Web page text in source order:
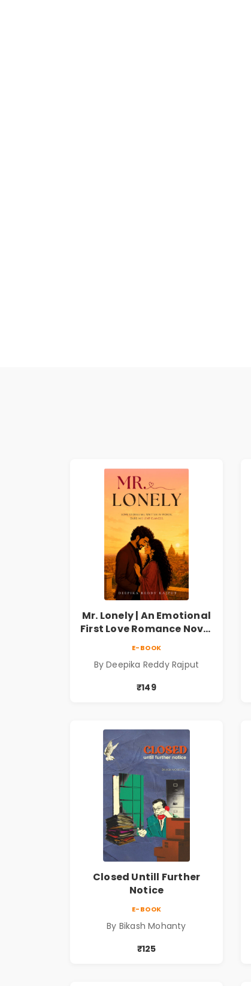
Mr. Lonely | An Emotional
First Love Romance Novel
E-BOOK
By Deepika Reddy Rajput
₹149
Closed Untill Further
Notice
E-BOOK
By Bikash Mohanty
₹125